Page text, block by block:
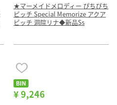
★マーメイドメロディー ぴちぴち
ピッチ Special Memorize アクア
ピッチ 洞院リナ◆新品Ss
BIN
¥ 9,246